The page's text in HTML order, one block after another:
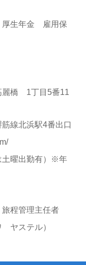
生年金 雇用保
麗橋 1丁目5番11
線北浜駅4番出口
土曜出勤有）※年
程管理主任者
ヤステル）